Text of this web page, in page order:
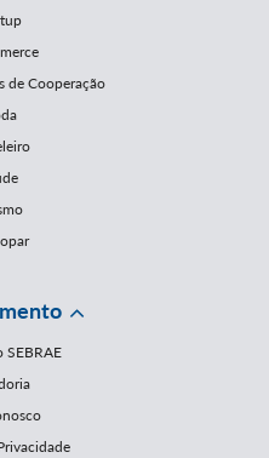
de Cooperação
SEBRAE